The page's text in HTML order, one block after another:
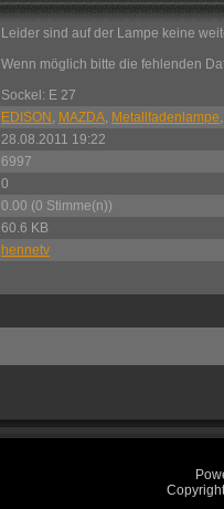
Leider sind auf der Lampe keine
Wenn möglich bitte die fehlenden
Sockel: E 27
EDISON , MAZDA, Metallfadenlampe
28.08.2011 19:22
6997
0
0.00 (0 Stimme(n))
60.6 KB
hennetv